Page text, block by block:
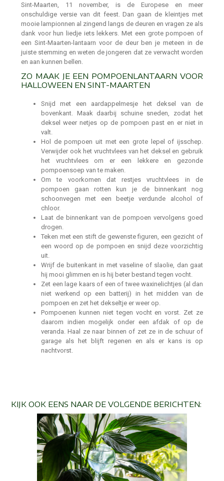
Sint-Maarten, 11 november, is de Europese en meer
onschuldige versie van dit feest. Dan gaan de kleintjes met
mooie lampionnen al zingend langs de deuren en vragen ze als
dank voor hun liedje iets lekkers. Met een grote pompoen of
een Sint-Maarten-lantaarn voor de deur ben je meteen in de
juiste stemming en weten de jongeren dat ze verwacht worden
en aan kunnen bellen.
ZO MAAK JE EEN POMPOENLANTAARN VOOR
HALLOWEEN EN SINT-MAARTEN
Snijd met een aardappelmesje het deksel van de
bovenkant. Maak daarbij schuine sneden, zodat het
deksel weer netjes op de pompoen past en er niet in
valt.
Hol de pompoen uit met een grote lepel of ijsschep.
Verwijder ook het vruchtvlees van het deksel en gebruik
het vruchtvlees om er een lekkere en gezonde
pompoensoep van te maken.
Om te voorkomen dat restjes vruchtvlees in de
pompoen gaan rotten kun je de binnenkant nog
schoonvegen met een beetje verdunde alcohol of
chloor.
Laat de binnenkant van de pompoen vervolgens goed
drogen.
Teken met een stift de gewenste figuren, een gezicht of
een woord op de pompoen en snijd deze voorzichtig
uit.
Wrijf de buitenkant in met vaseline of slaolie, dan gaat
hij mooi glimmen en is hij beter bestand tegen vocht.
Zet een lage kaars of een of twee waxinelichtjes (al dan
niet werkend op een batterij) in het midden van de
pompoen en zet het dekseltje er weer op.
Pompoenen kunnen niet tegen vocht en vorst. Zet ze
daarom indien mogelijk onder een afdak of op de
veranda. Haal ze naar binnen of zet ze in de schuur of
garage als het blijft regenen en als er kans is op
nachtvorst.
KIJK OOK EENS NAAR DE VOLGENDE BERICHTEN: